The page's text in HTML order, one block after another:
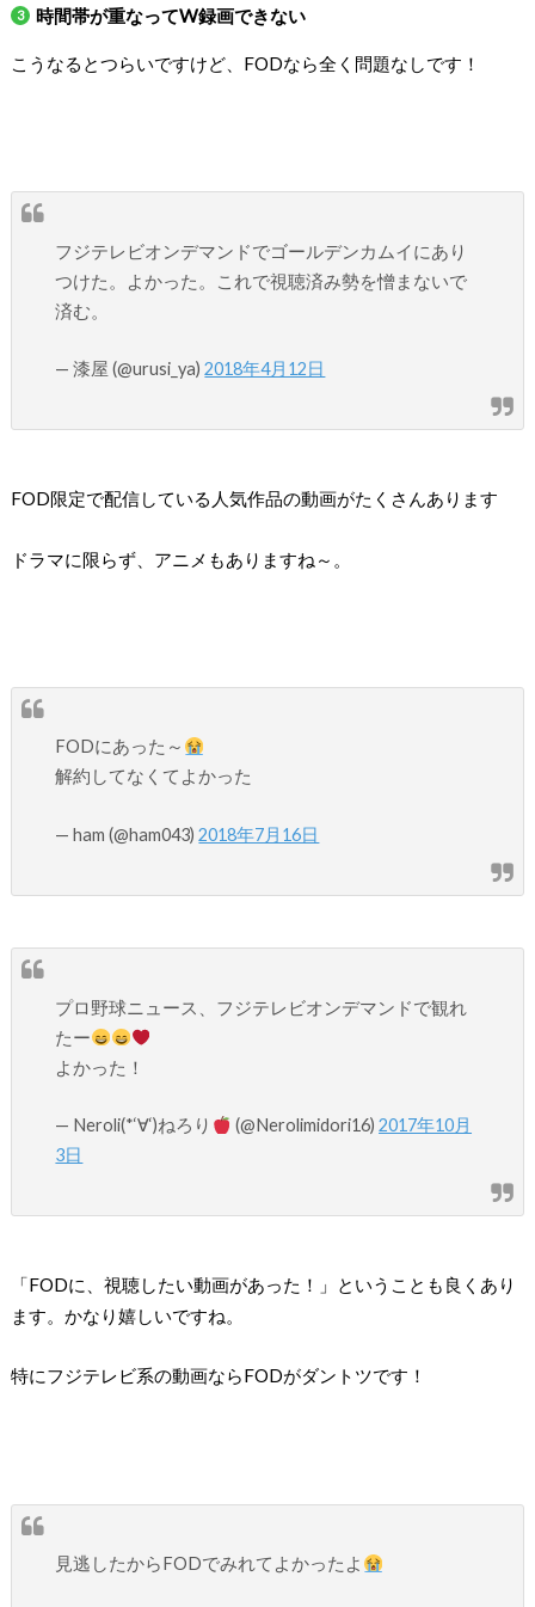
時間帯が重なってW録画できない
こうなるとつらいですけど、FODなら全く問題なしです！
フジテレビオンデマンドでゴールデンカムイにあり
つけた。よかった。これで視聴済み勢を憎まないで
済む。
— 漆屋 (@urusi_ya)2018年4月12日
FOD限定で配信している人気作品の動画がたくさんあります
ドラマに限らず、アニメもありますね～。
FODにあった～
解約してなくてよかった
— ham (@ham043)2018年7月16日
プロ野球ニュース、フジテレビオンデマンドで観れ
たー
よかった！
— Neroli(*‘∀‘)ねろり (@Nerolimidori16)2017年10月
3日
「FODに、視聴したい動画があった！」ということも良くあり
ます。かなり嬉しいですね。
特にフジテレビ系の動画ならFODがダントツです！
見逃したからFODでみれてよかったよ